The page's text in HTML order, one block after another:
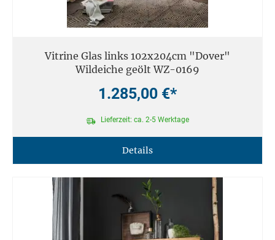
Vitrine Glas links 102x204cm "Dover"
Wildeiche geölt WZ-0169
1.285,00 €*
Lieferzeit: ca. 2-5 Werktage
Details